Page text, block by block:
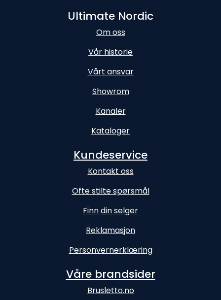
Ultimate Nordic
Om oss
Vår historie
Vårt ansvar
Showrom
Kanaler
Kataloger
Kundeservice
Kontakt oss
Ofte stilte spørsmål
Finn din selger
Reklamasjon
Personvernerklæring
Våre brandsider
Brusletto.no